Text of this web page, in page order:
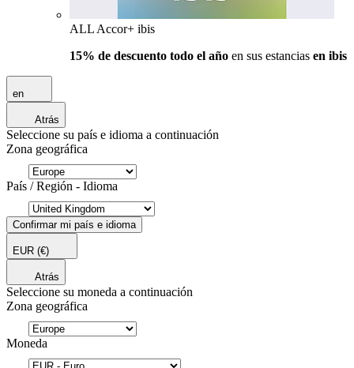
ALL Accor+ ibis
15% de descuento todo el año en sus estancias en ibis
en
Atrás
Seleccione su país e idioma a continuación
Zona geográfica
País / Región - Idioma
Confirmar mi país e idioma
EUR (€)
Atrás
Seleccione su moneda a continuación
Zona geográfica
Moneda